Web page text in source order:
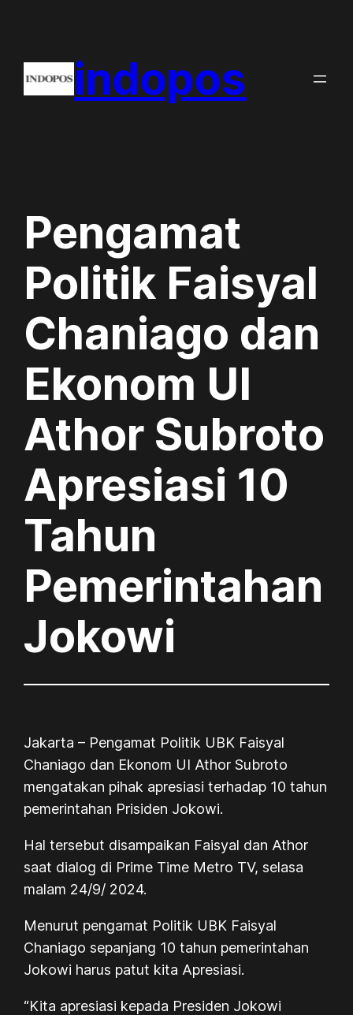
content
indopos
Pengamat
Politik Faisyal
Chaniago dan
Ekonom UI
Athor Subroto
Apresiasi 10
Tahun
Pemerintahan
Jokowi
Jakarta – Pengamat Politik UBK Faisyal
Chaniago dan Ekonom UI Athor Subroto
mengatakan pihak apresiasi terhadap 10 tahun
pemerintahan Prisiden Jokowi.
Hal tersebut disampaikan Faisyal dan Athor
saat dialog di Prime Time Metro TV, selasa
malam 24/9/ 2024.
Menurut pengamat Politik UBK Faisyal
Chaniago sepanjang 10 tahun pemerintahan
Jokowi harus patut kita Apresiasi.
“Kita apresiasi kepada Presiden Jokowi